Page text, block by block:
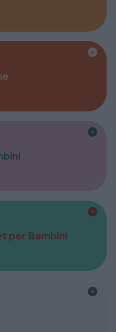
per Bambini